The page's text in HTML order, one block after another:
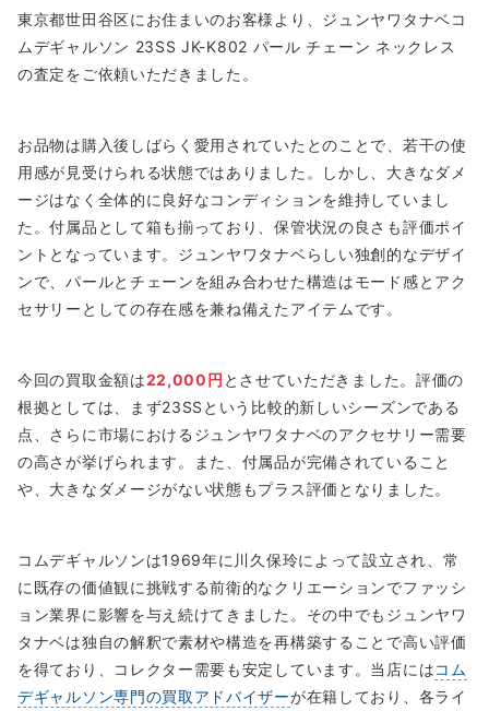
東京都世田谷区にお住まいのお客様より、ジュンヤワタナベコ
ムデギャルソン 23SS JK-K802 パール チェーン ネックレス
の査定をご依頼いただきました。
お品物は購入後しばらく愛用されていたとのことで、若干の使
用感が見受けられる状態ではありました。しかし、大きなダメ
ージはなく全体的に良好なコンディションを維持していまし
た。付属品として箱も揃っており、保管状況の良さも評価ポイ
ントとなっています。ジュンヤワタナベらしい独創的なデザイ
ンで、パールとチェーンを組み合わせた構造はモード感とアク
セサリーとしての存在感を兼ね備えたアイテムです。
今回の買取金額は22,000円 とさせていただきました。評価の
根拠としては、まず23SSという比較的新しいシーズンである
点、さらに市場におけるジュンヤワタナベのアクセサリー需要
の高さが挙げられます。また、付属品が完備されていること
や、大きなダメージがない状態もプラス評価となりました。
コムデギャルソンは1969年に川久保玲によって設立され、常
に既存の価値観に挑戦する前衛的なクリエーションでファッシ
ョン業界に影響を与え続けてきました。その中でもジュンヤワ
タナベは独自の解釈で素材や構造を再構築することで高い評価
を得ており、コレクター需要も安定しています。当店にはコム
デギャルソン専門の買取アドバイザーが在籍しており、各ライ